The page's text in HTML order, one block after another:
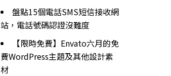
盤點15個電話SMS短信接收網
站，電話號碼認證沒難度
【限時免費】Envato六月的免
費WordPress主題及其他設計素
材